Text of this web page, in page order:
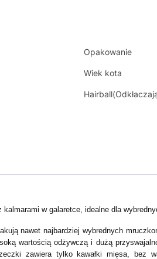
Opakowanie
Wiek kota
w galaretce, idealne dla
nawet najbardziej wybrednych
wartością odżywczą i dużą
zawiera tylko kawałki mięsa, bez